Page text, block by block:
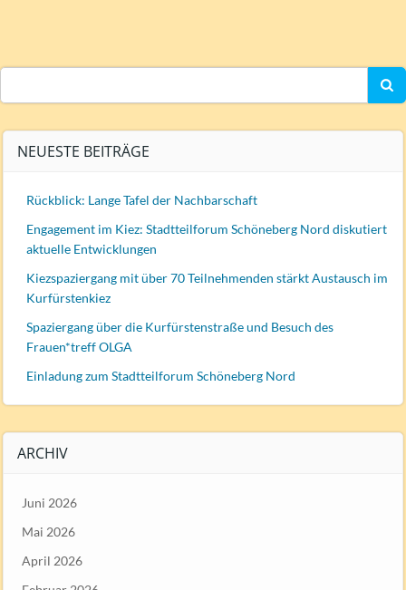
for:
NEUESTE BEITRÄGE
Rückblick: Lange Tafel der Nachbarschaft
Engagement im Kiez: Stadtteilforum Schöneberg Nord diskutiert
aktuelle Entwicklungen
Kiezspaziergang mit über 70 Teilnehmenden stärkt Austausch im
Kurfürstenkiez
Spaziergang über die Kurfürstenstraße und Besuch des
Frauen*treff OLGA
Einladung zum Stadtteilforum Schöneberg Nord
ARCHIV
Juni 2026
Mai 2026
April 2026